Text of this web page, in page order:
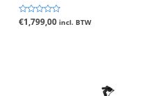
Gewaardeerd
0
€1,799,00 incl. BTW